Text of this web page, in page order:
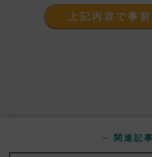
上記内容で事
─ 関連記